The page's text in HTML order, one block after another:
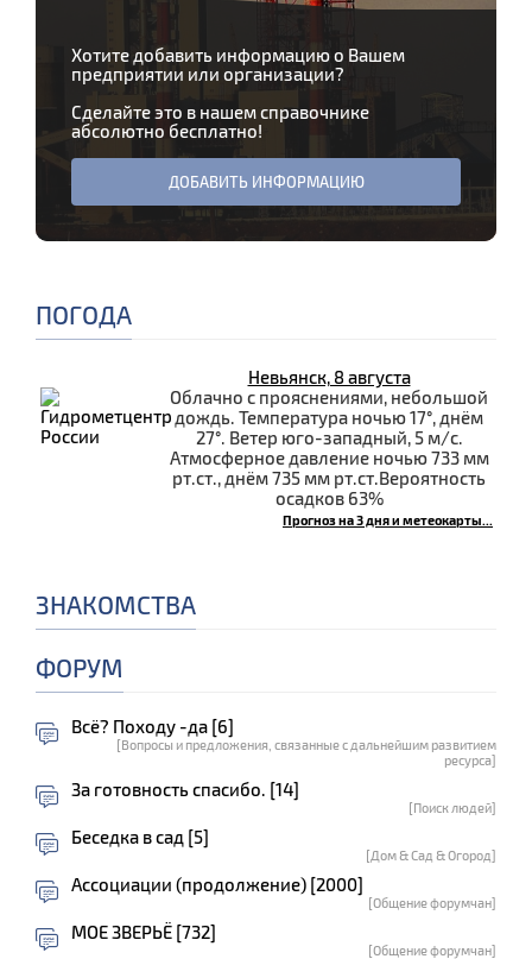
Хотите добавить информацию о Вашем
предприятии или организации?
Сделайте это в нашем справочнике
абсолютно бесплатно!
ДОБАВИТЬ ИНФОРМАЦИЮ
ПОГОДА
Невьянск, 8 августа
Облачно с прояснениями, небольшой
дождь. Температура ночью 17°, днём
27°. Ветер юго-западный, 5 м/с.
Атмосферное давление ночью 733 мм
рт.ст., днём 735 мм рт.ст.Вероятность
осадков 63%
Прогноз на 3 дня и метеокарты...
ЗНАКОМСТВА
ФОРУМ
Всё? Походу -да [6]
[Вопросы и предложения, связанные с дальнейшим развитием
ресурса]
За готовность спасибо. [14]
[Поиск людей]
Беседка в сад [5]
[Дом & Сад & Огород]
Ассоциации (продолжение) [2000]
[Общение форумчан]
МОЕ ЗВЕРЬЁ [732]
[Общение форумчан]